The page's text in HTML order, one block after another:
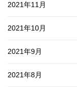
2021年11月
2021年10月
2021年9月
2021年8月